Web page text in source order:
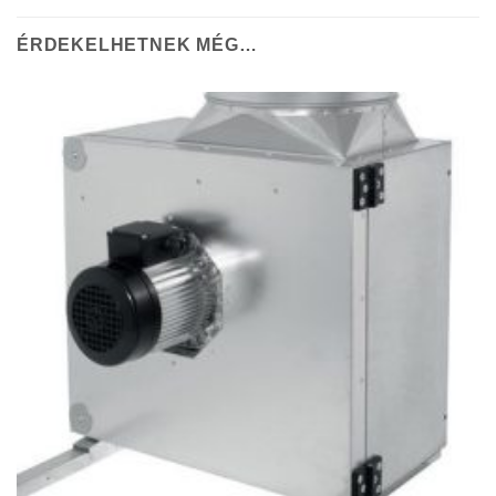
ÉRDEKELHETNEK MÉG…